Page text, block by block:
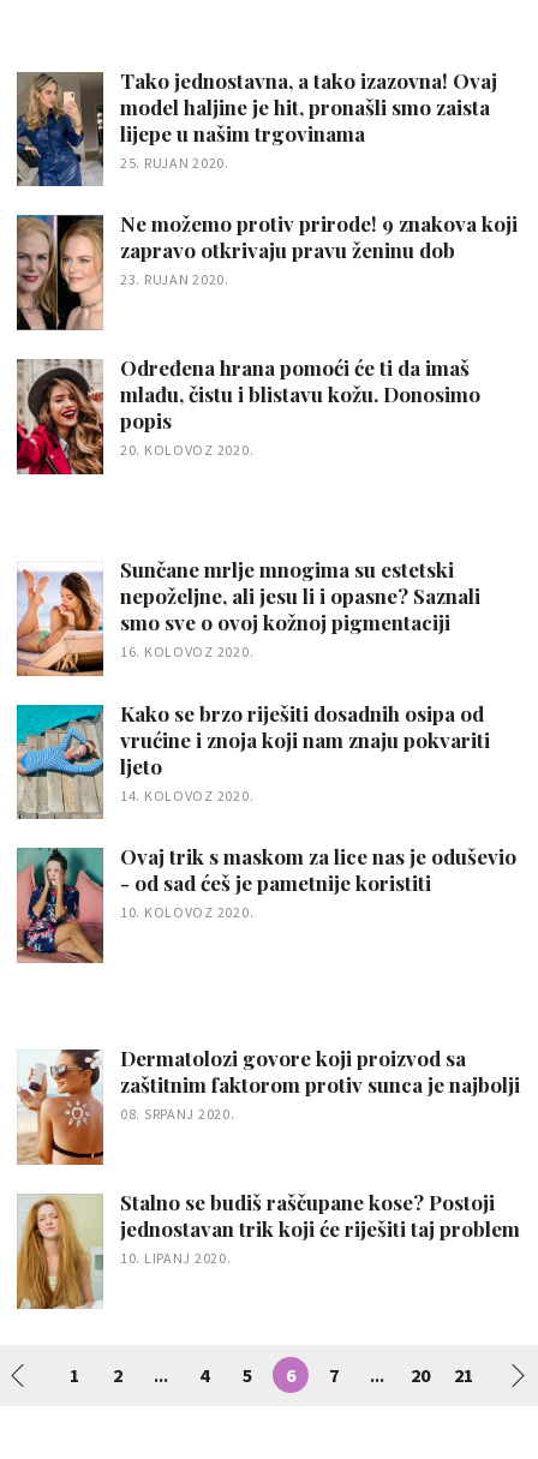
Tako jednostavna, a tako izazovna! Ovaj
model haljine je hit, pronašli smo zaista
lijepe u našim trgovinama
25. RUJAN 2020.
Ne možemo protiv prirode! 9 znakova koji
zapravo otkrivaju pravu ženinu dob
23. RUJAN 2020.
Određena hrana pomoći će ti da imaš
mlađu, čistu i blistavu kožu. Donosimo
popis
20. KOLOVOZ 2020.
Sunčane mrlje mnogima su estetski
nepoželjne, ali jesu li i opasne? Saznali
smo sve o ovoj kožnoj pigmentaciji
16. KOLOVOZ 2020.
Kako se brzo riješiti dosadnih osipa od
vrućine i znoja koji nam znaju pokvariti
ljeto
14. KOLOVOZ 2020.
Ovaj trik s maskom za lice nas je oduševio
- od sad ćeš je pametnije koristiti
10. KOLOVOZ 2020.
Dermatolozi govore koji proizvod sa
zaštitnim faktorom protiv sunca je najbolji
08. SRPANJ 2020.
Stalno se budiš raščupane kose? Postoji
jednostavan trik koji će riješiti taj problem
10. LIPANJ 2020.
1 2 ... 4 5 6 7 ... 20 21